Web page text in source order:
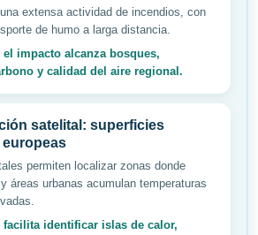
extensa actividad de incendios, con
de humo a larga distancia.
impacto alcanza bosques,
y calidad del aire regional.
satelital: superficies
permiten localizar zonas donde
áreas urbanas acumulan temperaturas
facilita identificar islas de calor,